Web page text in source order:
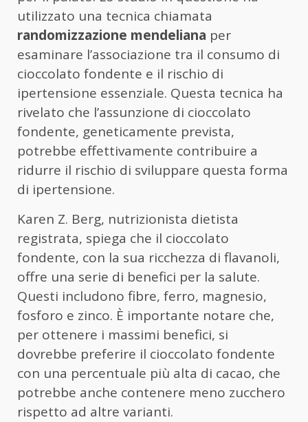
utilizzato una tecnica chiamata
randomizzazione mendeliana per
esaminare l’associazione tra il consumo di
cioccolato fondente e il rischio di
ipertensione essenziale. Questa tecnica ha
rivelato che l’assunzione di cioccolato
fondente, geneticamente prevista,
potrebbe effettivamente contribuire a
ridurre il rischio di sviluppare questa forma
di ipertensione.
Karen Z. Berg, nutrizionista dietista
registrata, spiega che il cioccolato
fondente, con la sua ricchezza di flavanoli,
offre una serie di benefici per la salute.
Questi includono fibre, ferro, magnesio,
fosforo e zinco. È importante notare che,
per ottenere i massimi benefici, si
dovrebbe preferire il cioccolato fondente
con una percentuale più alta di cacao, che
potrebbe anche contenere meno zucchero
rispetto ad altre varianti.